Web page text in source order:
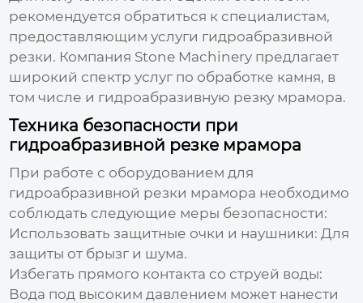
рекомендуется обратиться к специалистам,
предоставляющим услуги гидроабразивной
резки. Компания Stone Machinery предлагает
широкий спектр услуг по обработке камня, в
том числе и гидроабразивную резку мрамора.
Техника безопасности при
гидроабразивной резке мрамора
При работе с оборудованием для
гидроабразивной резки мрамора необходимо
соблюдать следующие меры безопасности:
Использовать защитные очки и наушники: Для
защиты от брызг и шума.
Избегать прямого контакта со струей воды:
Вода под высоким давлением может нанести